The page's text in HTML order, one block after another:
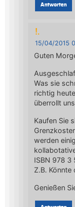
Antworten
!.
15/04/2015
Guten
Was sie
richtig
überrollt
Kaufen Sie
werden
ISBN 978 3
Z.B. Könnte
Genießen